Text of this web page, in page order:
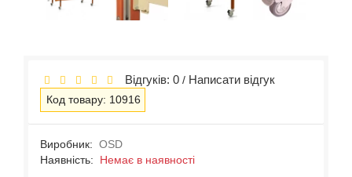
Відгуків: 0 / Написати відгук
Код товару: 10916
Виробник: OSD
Наявність: Немає в наявності